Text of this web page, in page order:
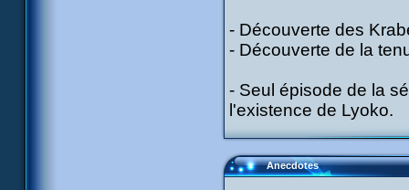
- Découverte des
- Découverte de la
- Seul épisode de la
l'existence de Lyoko.
Anecdotes